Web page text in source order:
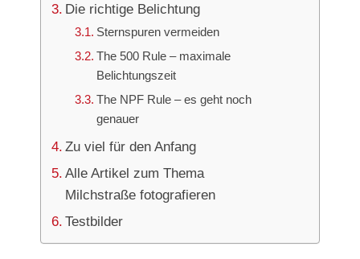
Die richtige Belichtung
Sternspuren vermeiden
The 500 Rule – maximale
Belichtungszeit
The NPF Rule – es geht noch
genauer
Zu viel für den Anfang
Alle Artikel zum Thema
Milchstraße fotografieren
Testbilder